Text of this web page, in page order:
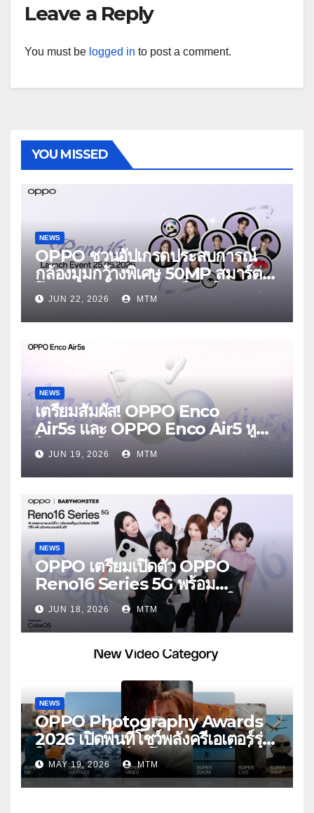
Leave a Reply
You must be logged in to post a comment.
YOU MISSED
NEWS
OPPO ชวนอัปเกรดประสบการณ์
กล้องมุมกว้างพิเศษ 50MP สมาร์ต
โฟนเพื่อนซี้ เทรนดี้ทุกช็อต ใน
งาน OPPO Reno16 Series 5G
Launch Event 25 มิถุนายนนี้
JUN 22, 2026 MTM
NEWS
เตรียมสัมผัส! OPPO Enco
Air5s และ OPPO Enco Air5 หูฟัง
ไร้สายรุ่นใหม่ล่าสุด มาพร้อมระบบ
ตัดเสียงรบกวน เบาสบายเหมือนไม่ได้
ใส่
JUN 19, 2026 MTM
NEWS
OPPO เตรียมเปิดตัว OPPO
Reno16 Series 5G พร้อม
ประกาศ BABYMONSTER ใน
ฐานะ Reno Girls ชวนสัมผัส
ประสบการณ์ถ่ายภาพมุมกว้างพิเศษที่
อัปเกรดไปอีกขั้น กับ 4 สี 4 เทรนดี้
JUN 18, 2026 MTM
NEWS
OPPO Photography Awards
2026 เปิดพื้นที่โชว์พลังครีเอเตอร์รุ่น
ใหม่ รับเทรนด์วิดีโอคอนเทนต์ เพิ่ม
หมวด “Super Video” ครั้งแรก
MAY 19, 2026 MTM